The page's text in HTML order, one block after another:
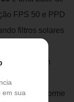
em sua
FPS 50 e PPD
filtros solares
alta
Possui um
e uniforme